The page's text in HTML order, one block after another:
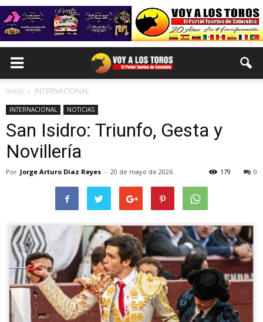
Inicio INTERNACIONAL
INTERNACIONAL NOTICIAS
San Isidro: Triunfo, Gesta y
Novillería
Por Jorge Arturo Díaz Reyes - 20 de mayo de 2026 0
179